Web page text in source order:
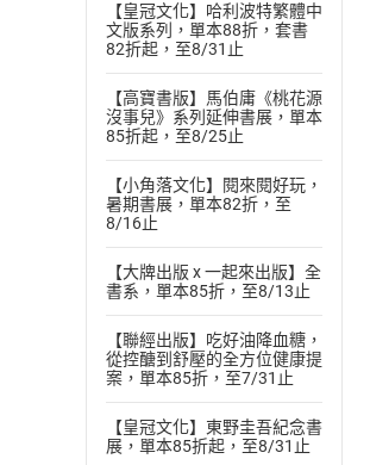
【皇冠文化】哈利波特繁體中
文版系列，單本88折，套書
82折起，至8/31止
【高寶書版】馬伯庸《桃花源
沒事兒》系列延伸書展，單本
85折起，至8/25止
【小角落文化】閱來閱好玩，
暑期書展，單本82折，至
8/16止
【大牌出版 x 一起來出版】全
書系，單本85折，至8/13止
【聯經出版】吃好油降血糖，
從控醣到舒壓的全方位健康提
案，單本85折，至7/31止
【皇冠文化】東野圭吾紀念書
展，單本85折起，至8/31止